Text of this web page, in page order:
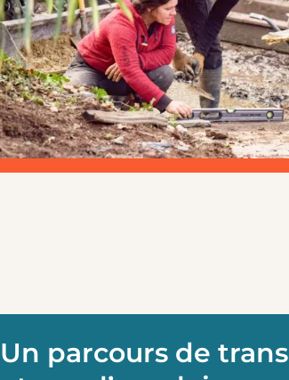
Un parcours de